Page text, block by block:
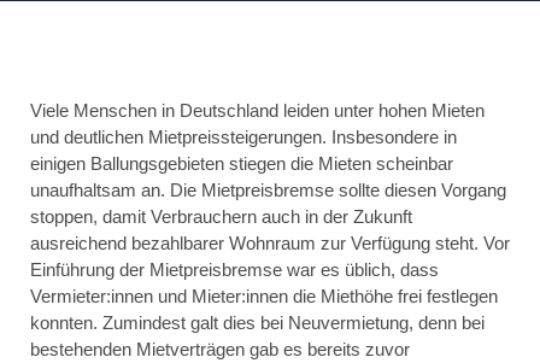
Viele Menschen in Deutschland leiden unter hohen Mieten
und deutlichen Mietpreissteigerungen. Insbesondere in
einigen Ballungsgebieten stiegen die Mieten scheinbar
unaufhaltsam an. Die Mietpreisbremse sollte diesen Vorgang
stoppen, damit Verbrauchern auch in der Zukunft
ausreichend bezahlbarer Wohnraum zur Verfügung steht. Vor
Einführung der Mietpreisbremse war es üblich, dass
Vermieter:innen und Mieter:innen die Miethöhe frei festlegen
konnten. Zumindest galt dies bei Neuvermietung, denn bei
bestehenden Mietverträgen gab es bereits zuvor